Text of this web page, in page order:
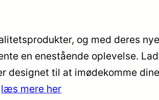
og med deres nye
en enestående oplevelse. Lad
designet til at imødekomme dine
læs mere her